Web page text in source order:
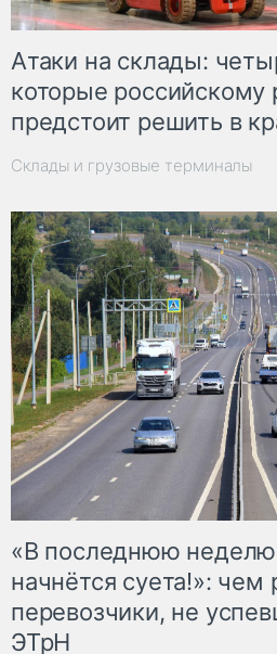
Атаки на склады:
которые российскому
предстоит решить в
Склады и грузовые терминалы
«В последнюю неделю
начнётся суета!»: чем
перевозчики, не
ЭТрН